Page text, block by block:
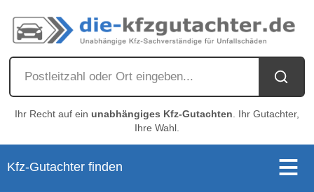
Ihr Recht auf ein unabhängiges Kfz-Gutachten . Ihr Gutachter,
Ihre Wahl.
Kfz-Gutachter finden